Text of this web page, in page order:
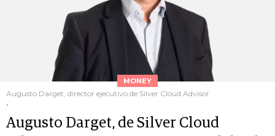
MONEY
Augusto Darget, director ejecutivo de Silver Cloud Advisor
.
Augusto Darget, de Silver Cloud